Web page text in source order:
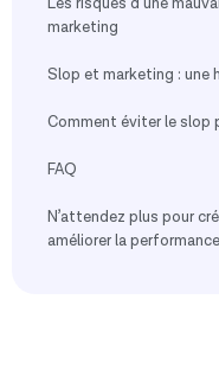
marketing
Slop et marketing : une
Comment éviter le slop
FAQ
N’attendez plus pour
améliorer la